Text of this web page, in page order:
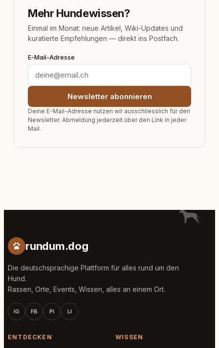
Mehr Hundewissen?
Einmal im Monat: neue Artikel, Wiki-Updates und
kuratierte Empfehlungen — direkt ins Postfach.
E-Mail-Adresse
Newsletter abonnieren
Deine E-Mail-Adresse nutzen wir ausschliesslich für den
Newsletter. Abmeldung jederzeit über den Link in jeder
Mail.
rundum.dog
Die deutschsprachige Plattform für alles rund um den
Hund.
Rassen, Orte, Events, Wissen, alles an einem Ort.
IG FB PI LI
ENTDECKEN WISSEN